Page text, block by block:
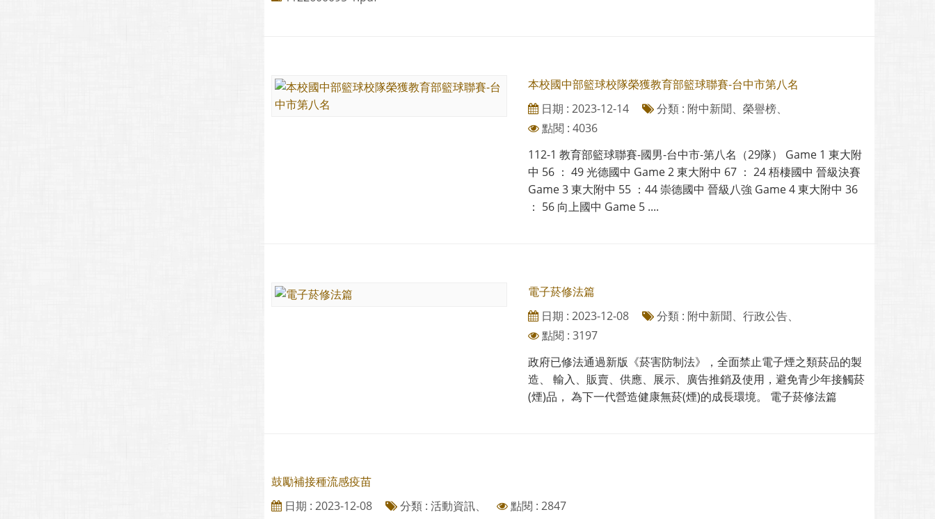
本校國中部籃球校隊榮獲教育部籃球聯賽-台中市第八名
日期 : 2023-12-14
分類 : 附中新聞、榮譽榜、
點閱 : 4036
112-1 教育部籃球聯賽-國男-台中市-第八名（29隊） Game 1 東大附
中 56 ： 49 光德國中 Game 2 東大附中 67 ： 24 梧棲國中 晉級決賽
Game 3 東大附中 55 ：44 崇德國中 晉級八強 Game 4 東大附中 36
： 56 向上國中 Game 5 ....
電子菸修法篇
日期 : 2023-12-08
分類 : 附中新聞、行政公告、
點閱 : 3197
政府已修法通過新版《菸害防制法》，全面禁止電子煙之類菸品的製
造、 輸入、販賣、供應、展示、廣告推銷及使用，避免青少年接觸菸
(煙)品， 為下一代營造健康無菸(煙)的成長環境。 電子菸修法篇
鼓勵補接種流感疫苗
日期 : 2023-12-08
分類 : 活動資訊、
點閱 : 2847